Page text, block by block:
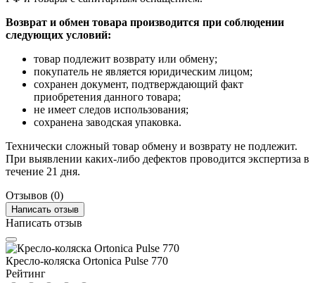
Возврат и обмен товара производится при соблюдении
следующих условий:
товар подлежит возврату или обмену;
покупатель не является юридическим лицом;
сохранен документ, подтверждающий факт
приобретения данного товара;
не имеет следов использования;
сохранена заводская упаковка.
Технически сложный товар обмену и возврату не подлежит.
При выявлении каких-либо дефектов проводится экспертиза в
течение 21 дня.
Отзывов (0)
Написать отзыв
Написать отзыв
Кресло-коляска Ortonica Pulse 770
Рейтинг